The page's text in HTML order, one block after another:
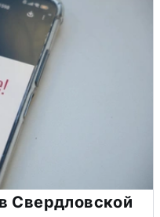
Свердловской